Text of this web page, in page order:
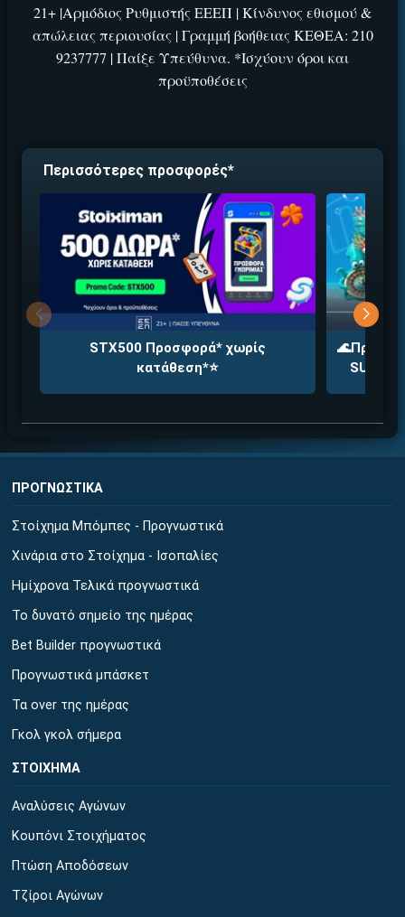
21+ |Αρμόδιος Ρυθμιστής ΕΕΕΠ | Κίνδυνος εθισμού &
απώλειας περιουσίας | Γραμμή βοήθειας ΚΕΘΕΑ: 210
9237777 | Παίξε Υπεύθυνα. *Ισχύουν όροι και
προϋποθέσεις
Περισσότερες προσφορές*
STX500 Προσφορά* χωρίς
κατάθεση*⭐
ΠΡΟΓΝΩΣΤΙΚΑ
Στοίχημα Μπόμπες - Προγνωστικά
Χινάρια στο Στοίχημα - Ισοπαλίες
Ημίχρονα Τελικά προγνωστικά
Το δυνατό σημείο της ημέρας
Bet Builder προγνωστικά
Προγνωστικά μπάσκετ
Τα over της ημέρας
Γκολ γκολ σήμερα
ΣΤΟΙΧΗΜΑ
Αναλύσεις Αγώνων
Κουπόνι Στοιχήματος
Πτώση Αποδόσεων
Τζίροι Αγώνων
ΕΓΚΡΙΣΗ ΑΠΟ ΑΡΧΟΝΤΑ ΕΓΚΡΙΣΗ ΑΠΟ ΑΡΧΟΝΤΑ
Γρήγορες αναλήψεις
↪ΠΑΙΞΕ ΝΟΜΙΜΑ
ΕΕΕΠ | 21+ | ΠΑΙΞΕ ΥΠΕΥΘΥΝΑ